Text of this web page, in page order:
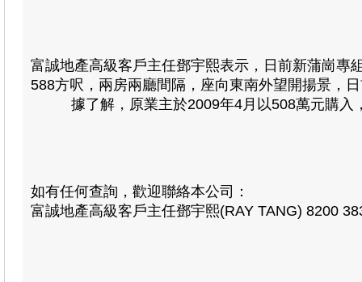
富誠地產高級客戶主任鄧宇熙表示，日前新蒲崗專
588方呎，兩房兩廳間隔，座向東南外望開揚景，
據了解，原業主於2009年4月以508萬元購入，
如有任何查詢，歡迎聯絡本公司：
富誠地產高級客戶主任鄧宇熙(RAY TANG) 8200